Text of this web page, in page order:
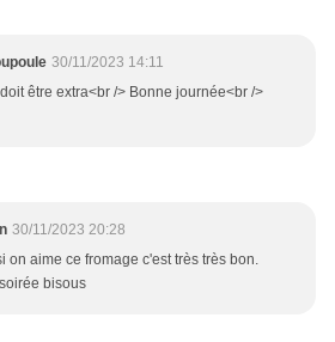
30/11/2023 14:11
être extra<br /> Bonne journée<br />
30/11/2023 20:28
on aime ce fromage c'est très très bon.
bisous